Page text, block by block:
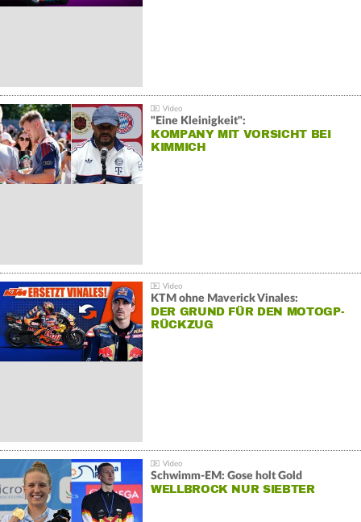
"Eine Kleinigkeit":
KOMPANY MIT VORSICHT BEI
KIMMICH
KTM ohne Maverick Vinales:
DER GRUND FÜR DEN MOTOGP-
RÜCKZUG
Schwimm-EM: Gose holt Gold
WELLBROCK NUR SIEBTER